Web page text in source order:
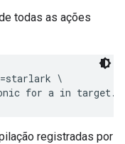
todas as ações
\
registradas por